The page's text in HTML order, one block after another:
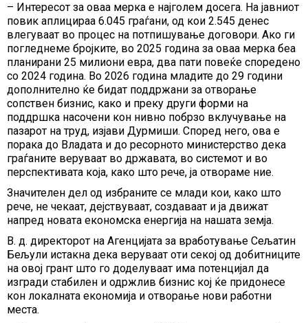
– Интересот за оваа мерка е најголем досега. На јавниот
повик аплицираа 6.045 граѓани, од кои 2.545 денес
влегуваат во процес на потпишување договори. Ако ги
погледнеме бројките, во 2025 година за оваа мерка беа
планирани 25 милиони евра, два пати повеќе споредено
со 2024 година. Во 2026 година младите до 29 години
дополнително ќе бидат поддржани за отворање
сопствен бизнис, како и преку други форми на
поддршка насочени кон нивно побрзо вклучување на
пазарот на труд, изјави Дурмиши. Според него, ова е
порака до Владата и до ресорното министерство дека
граѓаните веруваат во државата, во системот и во
перспективата која, како што рече, ја отвораме ние.
Значителен дел од избраните се млади кои, како што
рече, не чекаат, дејствуваат, создаваат и ја движат
напред новата економска енергија на нашата земја.
В. д. директорот на Агенцијата за вработување Сељатин
Бељули истакна дека веруваат оти секој од добитниците
на овој грант што го доделуваат има потенцијал да
изгради стабилен и одржлив бизнис кој ќе придонесе
кон локалната економија и отворање нови работни
места.